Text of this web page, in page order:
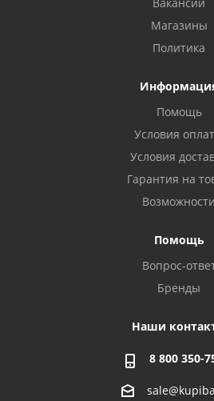
Магазины
Политика
Помощь
Условия
Условия
Гарантия на
Возможности
Помощь
Вопрос-
Бренды
Наши
8 800 350-